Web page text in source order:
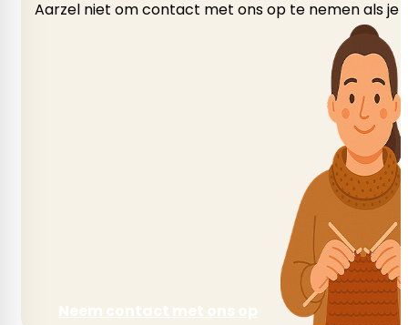
Aarzel niet om contact met ons op te nemen als